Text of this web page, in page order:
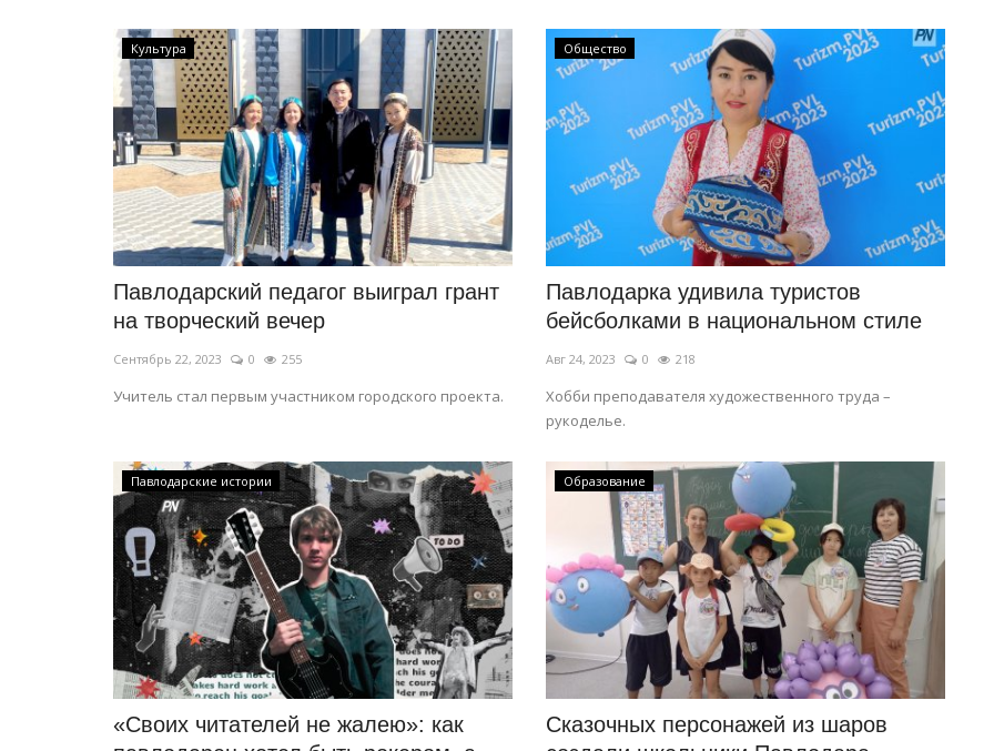
Культура
Павлодарский педагог выиграл грант
на творческий вечер
Сентябрь 22, 2023 0 255
Учитель стал первым участником городского проекта.
Общество
Павлодарка удивила туристов
бейсболками в национальном стиле
Авг 24, 2023 0 218
Хобби преподавателя художественного труда –
рукоделье.
Павлодарские истории
«Своих читателей не жалею»: как
Образование
Сказочных персонажей из шаров